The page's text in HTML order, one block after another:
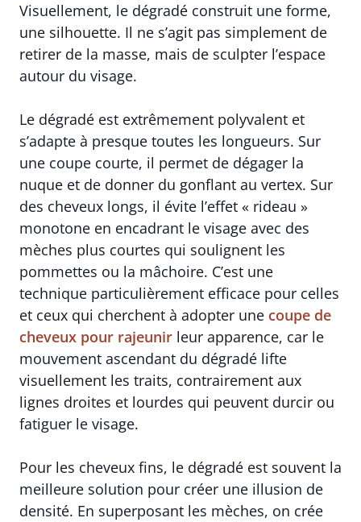
Visuellement, le dégradé construit une forme,
une silhouette. Il ne s’agit pas simplement de
retirer de la masse, mais de sculpter l’espace
autour du visage.
Le dégradé est extrêmement polyvalent et
s’adapte à presque toutes les longueurs. Sur
une coupe courte, il permet de dégager la
nuque et de donner du gonflant au vertex. Sur
des cheveux longs, il évite l’effet « rideau »
monotone en encadrant le visage avec des
mèches plus courtes qui soulignent les
pommettes ou la mâchoire. C’est une
technique particulièrement efficace pour celles
et ceux qui cherchent à adopter une coupe de
cheveux pour rajeunir leur apparence, car le
mouvement ascendant du dégradé lifte
visuellement les traits, contrairement aux
lignes droites et lourdes qui peuvent durcir ou
fatiguer le visage.
Pour les cheveux fins, le dégradé est souvent la
meilleure solution pour créer une illusion de
densité. En superposant les mèches, on crée